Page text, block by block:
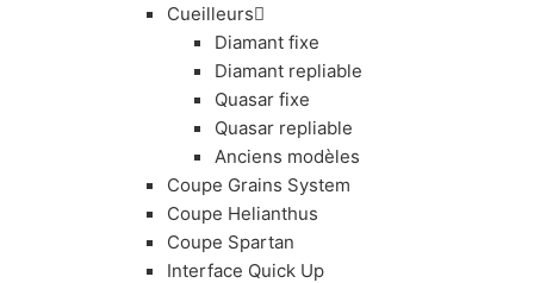
Cueilleurs
Diamant fixe
Diamant repliable
Quasar fixe
Quasar repliable
Anciens modèles
Coupe Grains System
Coupe Helianthus
Coupe Spartan
Interface Quick Up